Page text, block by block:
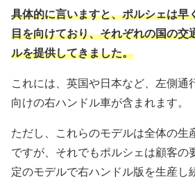
具体的に言いますと、ポルシェは早
目を向けており、それぞれの国の交
ルを提供してきました。
これには、英国や日本など、左側通
向けの右ハンドル車が含まれます。
ただし、これらのモデルは全体の生
ですが、それでもポルシェは顧客の
定のモデルで右ハンドル版を生産し